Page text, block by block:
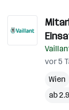
vor 5
Wien
ab